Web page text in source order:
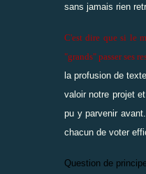
sans jamais rien
C'est dire que si le
"grands" passer ses
la profusion de
valoir notre projet
pu y parvenir
chacun de voter
Question de